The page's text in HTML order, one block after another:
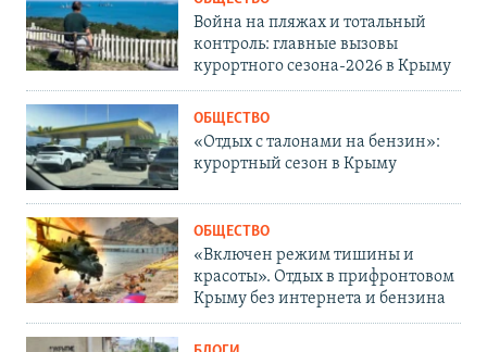
Война на пляжах и тотальный
контроль: главные вызовы
курортного сезона-2026 в Крыму
ОБЩЕСТВО
«Отдых с талонами на бензин»:
курортный сезон в Крыму
ОБЩЕСТВО
«Включен режим тишины и
красоты». Отдых в прифронтовом
Крыму без интернета и бензина